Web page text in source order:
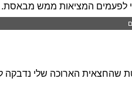
לפעמים המציאות ממש מבאסת.
שהחצאית הארוכה שלי נדבקה